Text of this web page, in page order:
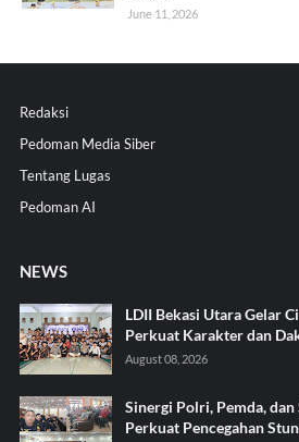
June 11, 2026
Redaksi
Pedoman Media Siber
Tentang Lugas
Pedoman AI
NEWS
LDII Bekasi Utara Gelar
Perkuat Karakter dan
August 08, 2026
Sinergi Polri, Pemda,
Perkuat Pencegahan